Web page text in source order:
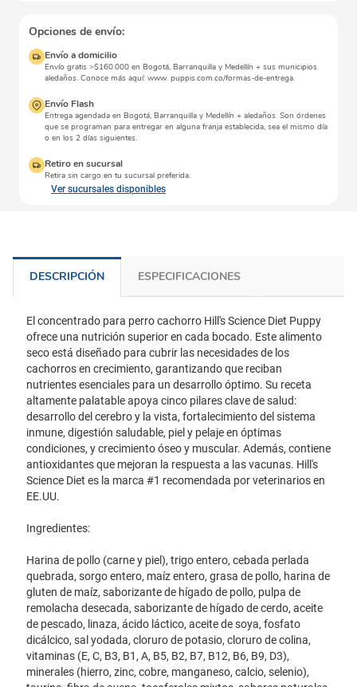
Opciones de envío:
Envío a domicilio
Envío gratis >$160.000 en Bogotá, Barranquilla y Medellín + sus municipios
aledaños. Conoce más aquí: www. puppis.com.co/formas-de-entrega.
Envío Flash
Entrega agendada en Bogotá, Barranquilla y Medellín + aledaños. Son órdenes
que se programan para entregar en alguna franja establecida, sea el mismo día
o en los 2 días siguientes.
Retiro en sucursal
Retira sin cargo en tu sucursal preferida.
Ver sucursales disponibles
DESCRIPCIÓN ESPECIFICACIONES
El concentrado para perro cachorro Hill's Science Diet Puppy
ofrece una nutrición superior en cada bocado. Este alimento
seco está diseñado para cubrir las necesidades de los
cachorros en crecimiento, garantizando que reciban
nutrientes esenciales para un desarrollo óptimo. Su receta
altamente palatable apoya cinco pilares clave de salud:
desarrollo del cerebro y la vista, fortalecimiento del sistema
inmune, digestión saludable, piel y pelaje en óptimas
condiciones, y crecimiento óseo y muscular. Además, contiene
antioxidantes que mejoran la respuesta a las vacunas. Hill's
Science Diet es la marca #1 recomendada por veterinarios en
EE.UU.
Ingredientes:
Harina de pollo (carne y piel), trigo entero, cebada perlada
quebrada, sorgo entero, maíz entero, grasa de pollo, harina de
gluten de maíz, saborizante de hígado de pollo, pulpa de
remolacha desecada, saborizante de hígado de cerdo, aceite
de pescado, linaza, ácido láctico, aceite de soya, fosfato
dicálcico, sal yodada, cloruro de potasio, cloruro de colina,
vitaminas (E, C, B3, B1, A, B5, B2, B7, B12, B6, B9, D3),
minerales (hierro, zinc, cobre, manganeso, calcio, selenio),